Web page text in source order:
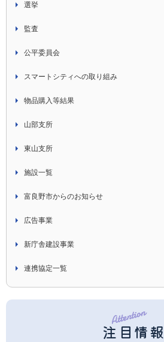
選挙
監査
公平委員会
スマートシティへの取り組み
物品購入等結果
山部支所
東山支所
施設一覧
富良野市からのお知らせ
広告事業
新庁舎建設事業
連携協定一覧
注目情報